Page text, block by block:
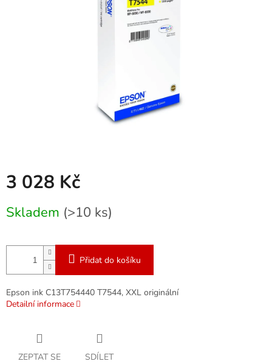
3 028 Kč
cena:
Skladem (>10 ks)
Přidat do košíku
Epson ink C13T754440 T7544, XXL originální
Detailní informace
ZEPTAT SE SDÍLET